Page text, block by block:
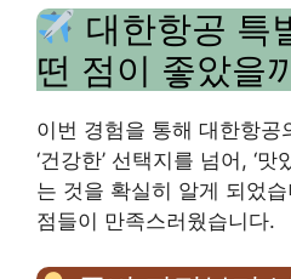
대한항공 특
떤 점이 좋았을
이번 경험을 통해 대한항공
‘건강한’ 선택지를 넘어, ‘
는 것을 확실히 알게 되었
점들이 만족스러웠습니다.